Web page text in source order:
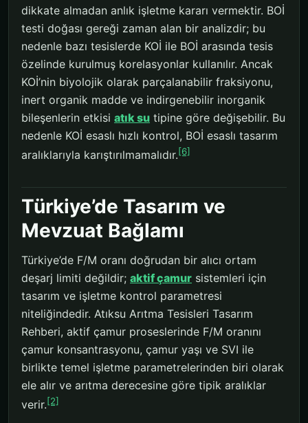
dikkate almadan anlık işletme kararı vermektir. BOİ
testi doğası gereği zaman alan bir analizdir; bu
nedenle bazı tesislerde KOİ ile BOİ arasında tesis
özelinde kurulmuş korelasyonlar kullanılır. Ancak
KOİ’nin biyolojik olarak parçalanabilir fraksiyonu,
inert organik madde ve indirgenebilir inorganik
bileşenlerin etkisi atık su tipine göre değişebilir. Bu
nedenle KOİ esaslı hızlı kontrol, BOİ esaslı tasarım
aralıklarıyla karıştırılmamalıdır.[6]
Türkiye’de Tasarım ve
Mevzuat Bağlamı
Türkiye’de F/M oranı doğrudan bir alıcı ortam
deşarj limiti değildir; aktif çamur sistemleri için
tasarım ve işletme kontrol parametresi
niteliğindedir. Atıksu Arıtma Tesisleri Tasarım
Rehberi, aktif çamur proseslerinde F/M oranını
çamur konsantrasyonu, çamur yaşı ve SVI ile
birlikte temel işletme parametrelerinden biri olarak
ele alır ve arıtma derecesine göre tipik aralıklar
verir.[2]